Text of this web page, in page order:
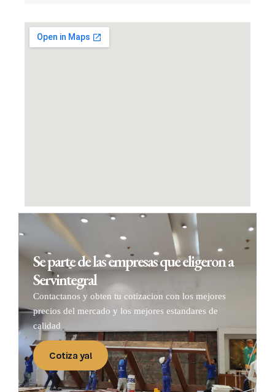
Se parte de las empresas que eligeron a
Servintegral
Contactanos y obten tu cotizacion con los mejores
precios del mercado y los mejores estandares de
calidad
Cotiza ya!